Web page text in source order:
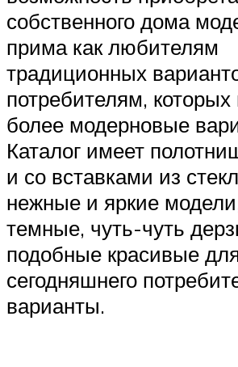
собственного дома
прима как любителям
традиционных
потребителям,
более модерновые
Каталог имеет
и со вставками из
нежные и яркие
темные, чуть-чуть
подобные красивые
сегодняшнего
варианты.